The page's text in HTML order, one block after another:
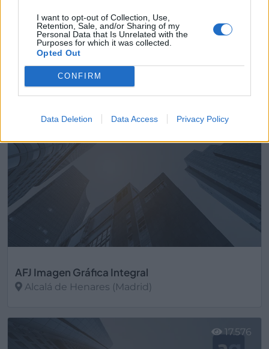
I want to opt-out of Collection, Use,
Retention, Sale, and/or Sharing of my
Personal Data that Is Unrelated with the
Purposes for which it was collected.
Opted Out
CONFIRM
Data Deletion Data Access Privacy Policy
ACLEX Advocatum Complutum Lex
Alcalá de Henares (Madrid)
AFJ Imagen Gráfica Integral
Alcalá de Henares (Madrid)
17.576